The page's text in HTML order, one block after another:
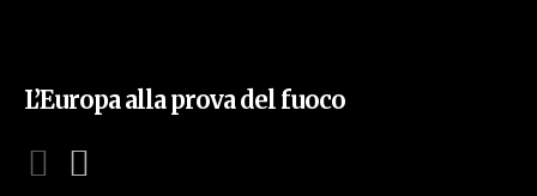
L’Europa alla prova del fuoco